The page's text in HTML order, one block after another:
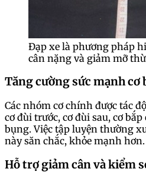
Đạp xe là phương pháp
cân nặng và giảm mỡ
Tăng cường sức mạnh cơ
Các nhóm cơ chính được tác
cơ đùi trước, cơ đùi sau, cơ
bụng. Việc tập luyện thường
này săn chắc, khỏe mạnh hơn.
Hỗ trợ giảm cân và kiểm